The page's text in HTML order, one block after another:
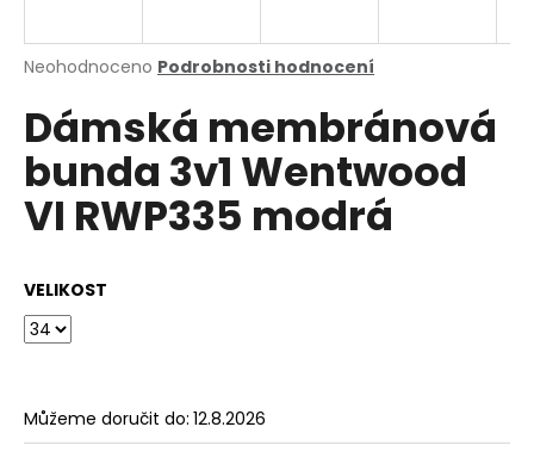
Průměrné
produktu
je
0,0
5
hvězdiček.
Neohodnoceno Podrobnosti hodnocení
Dámská membránová
bunda 3v1 Wentwood
VI RWP335 modrá
VELIKOST
Můžeme doručit do: 12.8.2026
j
t
?
o
p